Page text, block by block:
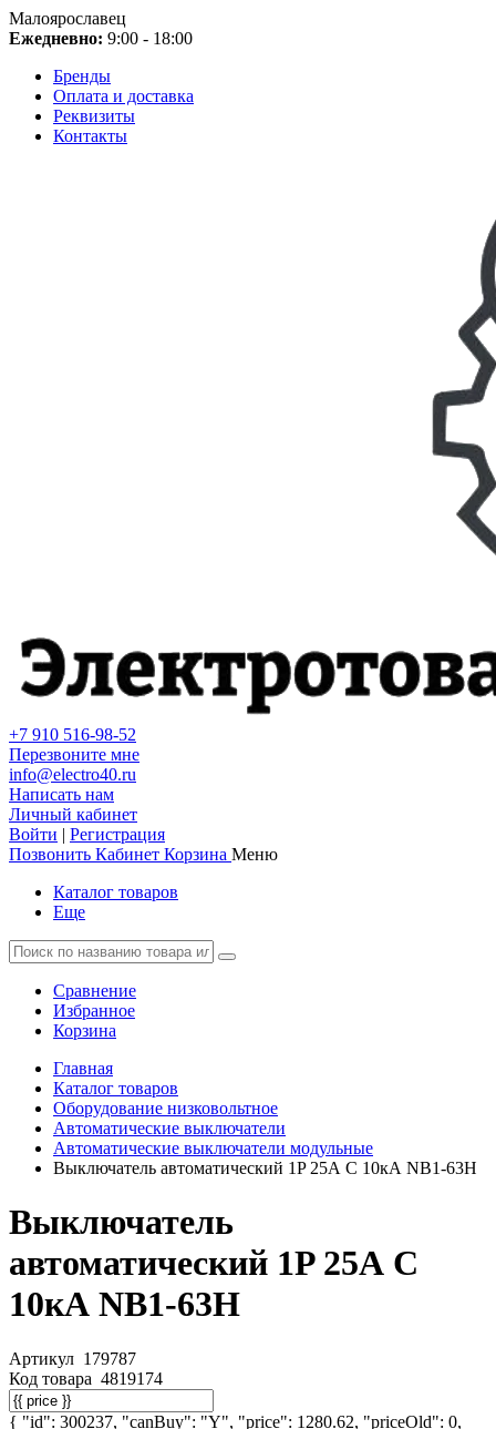
Малоярославец
Ежедневно: 9:00 - 18:00
Бренды
Оплата и доставка
Реквизиты
Контакты
+7 910 516-98-52
Перезвоните мне
info@electro40.ru
Написать нам
Личный кабинет
Войти | Регистрация
Позвонить Кабинет Корзина Меню
Каталог товаров
Еще
Сравнение
Избранное
Корзина
Главная
Каталог товаров
Оборудование низковольтное
Автоматические выключатели
Автоматические выключатели модульные
Выключатель автоматический 1P 25А C 10кА NB1-63H
Выключатель
автоматический 1P 25А C
10кА NB1-63H
Артикул 179787
Код товара 4819174
{ "id": 300237, "canBuy": "Y", "price": 1280.62, "priceOld": 0,